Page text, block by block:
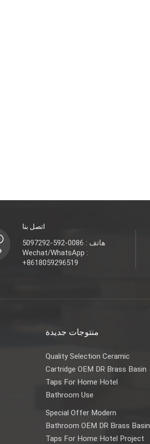
اتصل بنا
هاتف : 0086-592-5097292
Wechat/WhatsApp :
+8618059296519
منتوجات جديدة
Quality Selection Ceramic
Cartridge OEM DR Brass Basin
Taps For Home Hotel
Bathroom Use
Special Offer Modern
Bathroom OEM DR Brass Basin
Taps For Home Hotel Project